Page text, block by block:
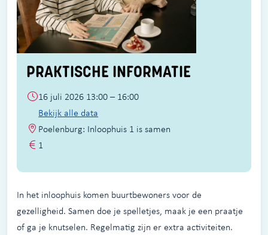
PRAKTISCHE INFORMATIE
16 juli 2026 13:00 – 16:00
Bekijk alle data
Poelenburg: Inloophuis 1 is samen
1
In het inloophuis komen buurtbewoners voor de
gezelligheid. Samen doe je spelletjes, maak je een praatje
of ga je knutselen. Regelmatig zijn er extra activiteiten.